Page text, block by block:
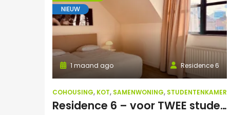
NIEUW
Residence 6
1 maand ago
COHOUSING, KOT, SAMENWONING, STUDENTENKAMER
Residence 6 – voor TWEE studenten: Exclusieve studentenduplex